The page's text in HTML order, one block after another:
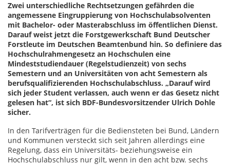
Zwei unterschiedliche Rechtsetzungen gefährden die
angemessene Eingruppierung von Hochschulabsolventen
mit Bachelor- oder Masterabschluss im öffentlichen Dienst.
Darauf weist jetzt die Forstgewerkschaft Bund Deutscher
Forstleute im Deutschen Beamtenbund hin. So definiere das
Hochschulrahmengesetz an Hochschulen eine
Mindeststudiendauer (Regelstudienzeit) von sechs
Semestern und an Universitäten von acht Semestern als
berufsqualifizierenden Hochschulabschluss. „Darauf wird
sich jeder Student verlassen, auch wenn er das Gesetz nicht
gelesen hat“, ist sich BDF-Bundesvorsitzender Ulrich Dohle
sicher.
In den Tarifverträgen für die Bediensteten bei Bund, Ländern
und Kommunen versteckt sich seit Jahren allerdings eine
Regelung, dass ein Universitäts- beziehungsweise ein
Hochschulabschluss nur gilt, wenn in den acht bzw. sechs